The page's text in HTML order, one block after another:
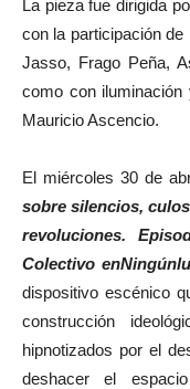
La pieza fue dirigida
con la participación
Jasso, Frago Peña,
como con
Mauricio Ascencio.
El miércoles 30 de
sobre silencios,
revoluciones.
Colectivo
dispositivo escénico
construcción
hipnotizados por el
deshacer el